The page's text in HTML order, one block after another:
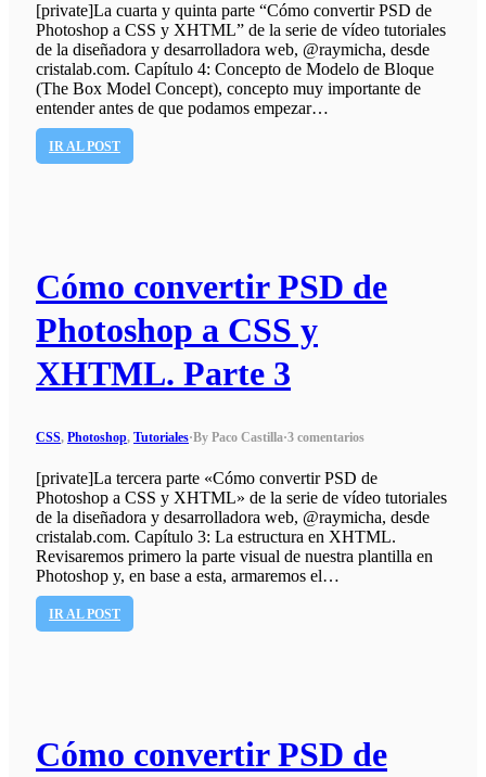
[private]La cuarta y quinta parte “Cómo convertir PSD de
Photoshop a CSS y XHTML” de la serie de vídeo tutoriales
de la diseñadora y desarrolladora web, @raymicha, desde
cristalab.com. Capítulo 4: Concepto de Modelo de Bloque
(The Box Model Concept), concepto muy importante de
entender antes de que podamos empezar…
IR AL POST
Cómo convertir PSD de
Photoshop a CSS y
XHTML. Parte 3
CSS, Photoshop, Tutoriales·By Paco Castilla·3 comentarios
[private]La tercera parte «Cómo convertir PSD de
Photoshop a CSS y XHTML» de la serie de vídeo tutoriales
de la diseñadora y desarrolladora web, @raymicha, desde
cristalab.com. Capítulo 3: La estructura en XHTML.
Revisaremos primero la parte visual de nuestra plantilla en
Photoshop y, en base a esta, armaremos el…
IR AL POST
Cómo convertir PSD de